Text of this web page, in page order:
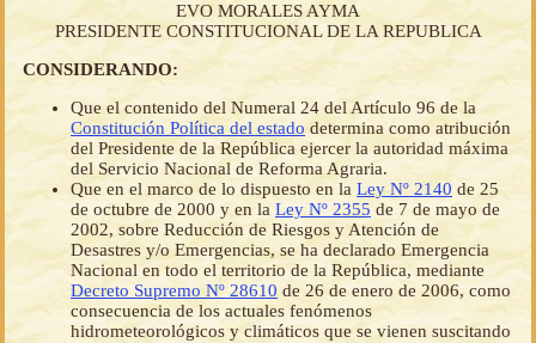
EVO MORALES AYMA
PRESIDENTE CONSTITUCIONAL DE LA REPUBLICA
CONSIDERANDO:
Que el contenido del Numeral 24 del Artículo 96 de la
Constitución Política del estado determina como atribución
del Presidente de la República ejercer la autoridad máxima
del Servicio Nacional de Reforma Agraria.
Que en el marco de lo dispuesto en la Ley Nº 2140 de 25
de octubre de 2000 y en la Ley Nº 2355 de 7 de mayo de
2002, sobre Reducción de Riesgos y Atención de
Desastres y/o Emergencias, se ha declarado Emergencia
Nacional en todo el territorio de la República, mediante
Decreto Supremo Nº 28610 de 26 de enero de 2006, como
consecuencia de los actuales fenómenos
hidrometeorológicos y climáticos que se vienen suscitando